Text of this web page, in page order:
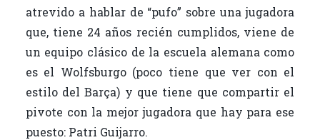
atrevido a hablar de “pufo” sobre una jugadora
que, tiene 24 años recién cumplidos, viene de
un equipo clásico de la escuela alemana como
es el Wolfsburgo (poco tiene que ver con el
estilo del Barça) y que tiene que compartir el
pivote con la mejor jugadora que hay para ese
puesto: Patri Guijarro.